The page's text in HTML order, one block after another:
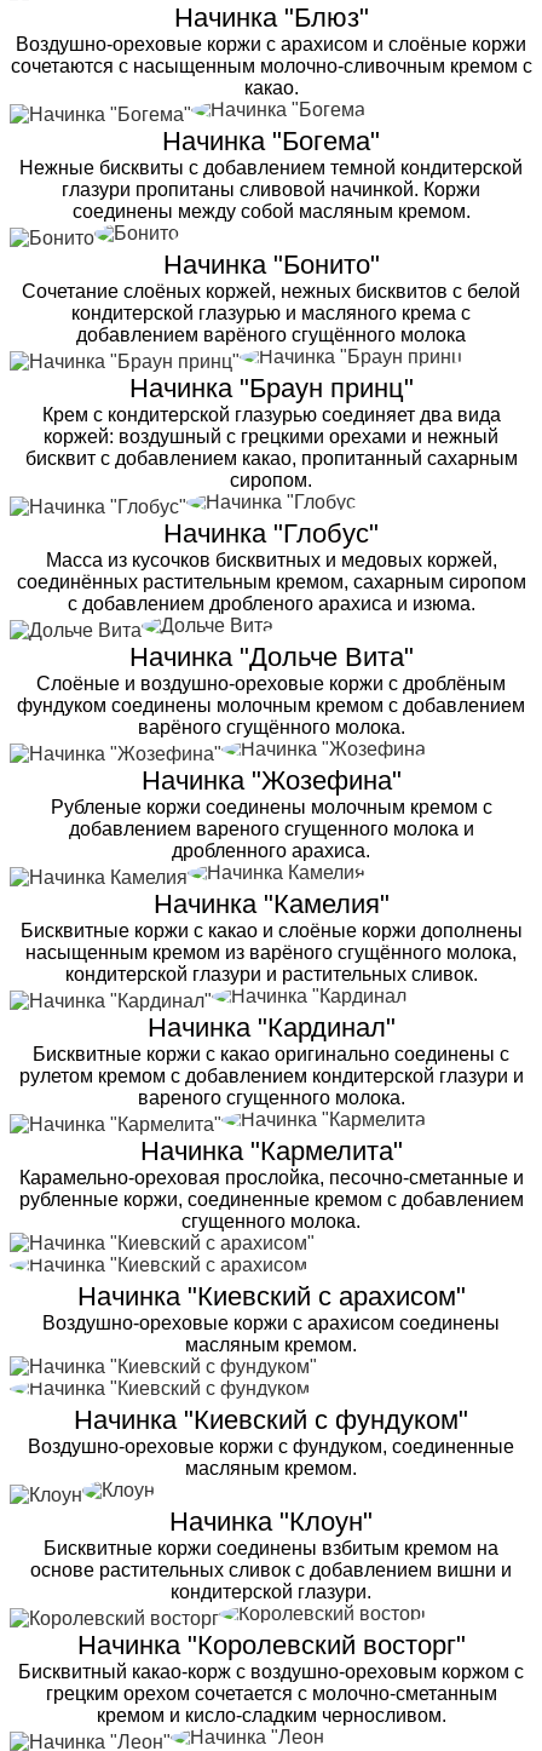
Начинка "Блюз"
Воздушно-ореховые коржи с арахисом и слоёные коржи
сочетаются с насыщенным молочно-сливочным кремом с
какао.
Начинка "Богема"
Нежные бисквиты с добавлением темной кондитерской
глазури пропитаны сливовой начинкой. Коржи
соединены между собой масляным кремом.
Начинка "Бонито"
Сочетание слоёных коржей, нежных бисквитов с белой
кондитерской глазурью и масляного крема с
добавлением варёного сгущённого молока
Начинка "Браун принц"
Крем с кондитерской глазурью соединяет два вида
коржей: воздушный с грецкими орехами и нежный
бисквит с добавлением какао, пропитанный сахарным
сиропом.
Начинка "Глобус"
Масса из кусочков бисквитных и медовых коржей,
соединённых растительным кремом, сахарным сиропом
с добавлением дробленого арахиса и изюма.
Начинка "Дольче Вита"
Слоёные и воздушно-ореховые коржи с дроблёным
фундуком соединены молочным кремом с добавлением
варёного сгущённого молока.
Начинка "Жозефина"
Рубленые коржи соединены молочным кремом с
добавлением вареного сгущенного молока и
дробленного арахиса.
Начинка "Камелия"
Бисквитные коржи с какао и слоёные коржи дополнены
насыщенным кремом из варёного сгущённого молока,
кондитерской глазури и растительных сливок.
Начинка "Кардинал"
Бисквитные коржи с какао оригинально соединены с
рулетом кремом с добавлением кондитерской глазури и
вареного сгущенного молока.
Начинка "Кармелита"
Карамельно-ореховая прослойка, песочно-сметанные и
рубленные коржи, соединенные кремом с добавлением
сгущенного молока.
Начинка "Киевский с арахисом"
Воздушно-ореховые коржи с арахисом соединены
масляным кремом.
Начинка "Киевский с фундуком"
Воздушно-ореховые коржи с фундуком, соединенные
масляным кремом.
Начинка "Клоун"
Бисквитные коржи соединены взбитым кремом на
основе растительных сливок с добавлением вишни и
кондитерской глазури.
Начинка "Королевский восторг"
Бисквитный какао-корж с воздушно-ореховым коржом с
грецким орехом сочетается с молочно-сметанным
кремом и кисло-сладким черносливом.